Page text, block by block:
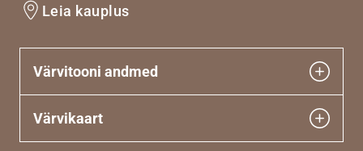
Leia kauplus
Värvitooni andmed
Värvikaart